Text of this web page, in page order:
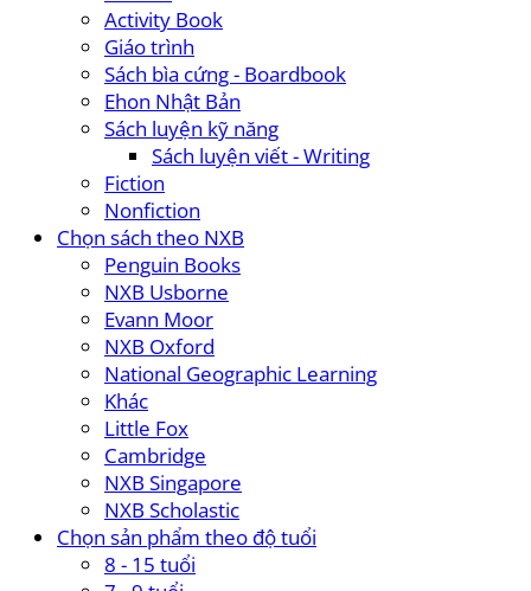
Activity Book
Giáo trình
Sách bìa cứng - Boardbook
Ehon Nhật Bản
Sách luyện kỹ năng
Sách luyện viết - Writing
Fiction
Nonfiction
Chọn sách theo NXB
Penguin Books
NXB Usborne
Evann Moor
NXB Oxford
National Geographic Learning
Khác
Little Fox
Cambridge
NXB Singapore
NXB Scholastic
Chọn sản phẩm theo độ tuổi
8 - 15 tuổi